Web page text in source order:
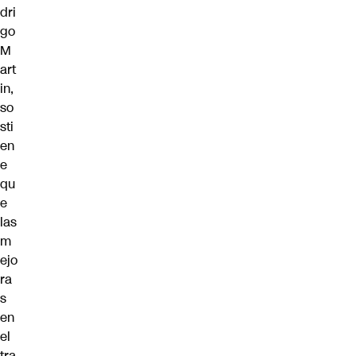
dri
go
M
art
in,
so
sti
en
e
qu
e
las
m
ejo
ra
s
en
el